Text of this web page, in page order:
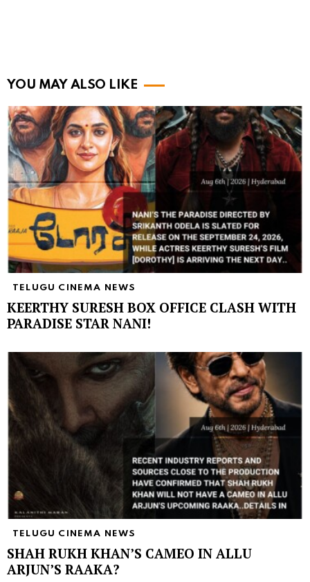
YOU MAY ALSO LIKE
TELUGU CINEMA NEWS
KEERTHY SURESH BOX OFFICE CLASH WITH
PARADISE STAR NANI!
TELUGU CINEMA NEWS
SHAH RUKH KHAN’S CAMEO IN ALLU
ARJUN’S RAAKA?